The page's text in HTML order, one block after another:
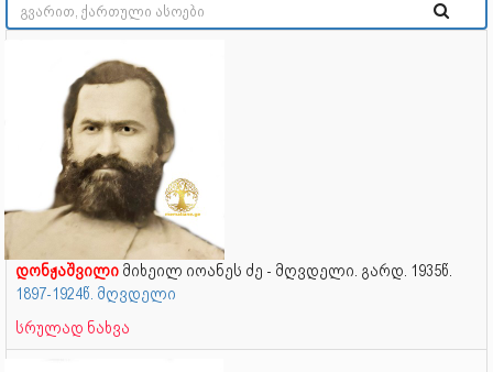
დონჟაშვილი მიხეილ იოანეს ძე - მღვდელი. გარდ. 1935წ.
1897-1924წ. მღვდელი
სრულად ნახვა